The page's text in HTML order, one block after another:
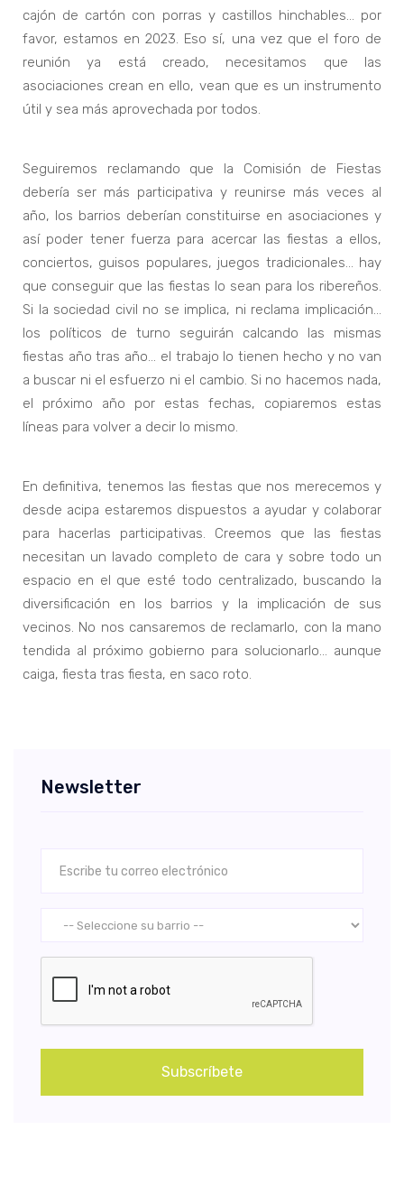
cajón de cartón con porras y castillos hinchables… por
favor, estamos en 2023. Eso sí, una vez que el foro de
reunión ya está creado, necesitamos que las
asociaciones crean en ello, vean que es un instrumento
útil y sea más aprovechada por todos.
Seguiremos reclamando que la Comisión de Fiestas
debería ser más participativa y reunirse más veces al
año, los barrios deberían constituirse en asociaciones y
así poder tener fuerza para acercar las fiestas a ellos,
conciertos, guisos populares, juegos tradicionales… hay
que conseguir que las fiestas lo sean para los ribereños.
Si la sociedad civil no se implica, ni reclama implicación…
los políticos de turno seguirán calcando las mismas
fiestas año tras año… el trabajo lo tienen hecho y no van
a buscar ni el esfuerzo ni el cambio. Si no hacemos nada,
el próximo año por estas fechas, copiaremos estas
líneas para volver a decir lo mismo.
En definitiva, tenemos las fiestas que nos merecemos y
desde acipa estaremos dispuestos a ayudar y colaborar
para hacerlas participativas. Creemos que las fiestas
necesitan un lavado completo de cara y sobre todo un
espacio en el que esté todo centralizado, buscando la
diversificación en los barrios y la implicación de sus
vecinos. No nos cansaremos de reclamarlo, con la mano
tendida al próximo gobierno para solucionarlo… aunque
caiga, fiesta tras fiesta, en saco roto.
Newsletter
Subscríbete